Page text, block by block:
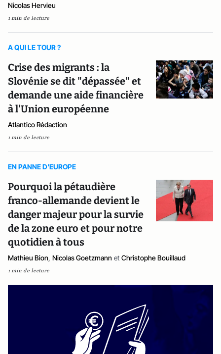
Nicolas Hervieu
1 min de lecture
A QUI LE TOUR ?
Crise des migrants : la
Slovénie se dit "dépassée" et
demande une aide financière
à l'Union européenne
Atlantico Rédaction
1 min de lecture
EN PANNE D'EUROPE
Pourquoi la pétaudière
franco-allemande devient le
danger majeur pour la survie
de la zone euro et pour notre
quotidien à tous
Mathieu Bion, Nicolas Goetzmann et Christophe Bouillaud
1 min de lecture